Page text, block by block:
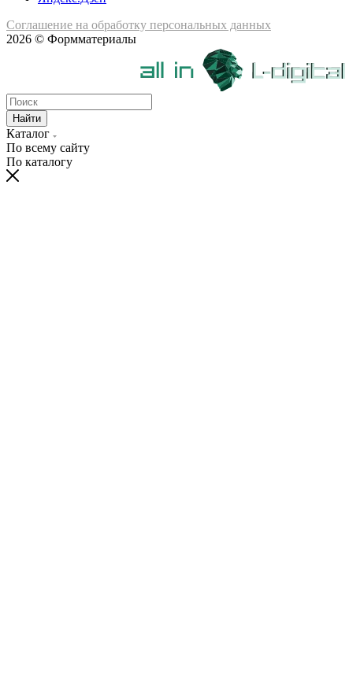
Соглашение на обработку персональных данных
2026 © Формматериалы
Найти
Каталог
По всему сайту
По каталогу